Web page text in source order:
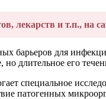
лекарств и т.п., на
барьеров для
длительное его
специальное
патогенных